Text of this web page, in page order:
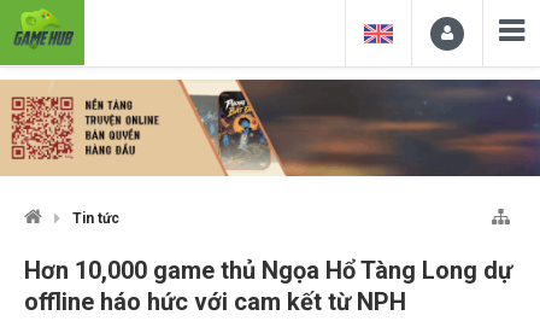
Tin tức
Hơn 10,000 game thủ Ngọa Hổ Tàng Long dự
offline háo hức với cam kết từ NPH